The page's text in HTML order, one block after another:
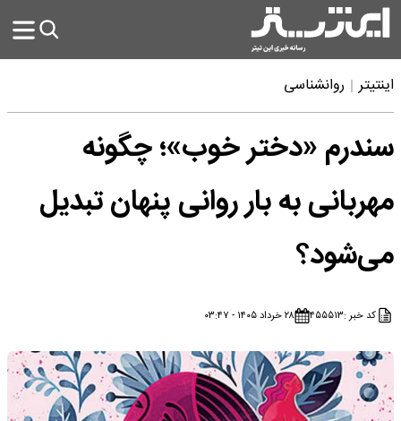
اینتیتر روانشناسی
سندرم «دختر خوب»؛ چگونه
مهربانی به بار روانی پنهان تبدیل
می‌شود؟
کد خبر :۴۵۵۵۱۳ ۲۸ خرداد ۱۴۰۵ - ۰۳:۴۷